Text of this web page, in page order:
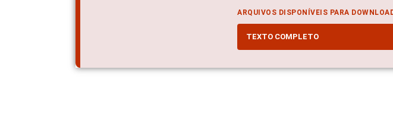
ARQUIVOS DISPONÍVEIS PARA
TEXTO COMPLETO